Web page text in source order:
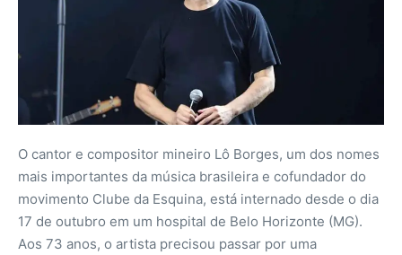
O cantor e compositor mineiro Lô Borges, um dos nomes
mais importantes da música brasileira e cofundador do
movimento Clube da Esquina, está internado desde o dia
17 de outubro em um hospital de Belo Horizonte (MG).
Aos 73 anos, o artista precisou passar por uma